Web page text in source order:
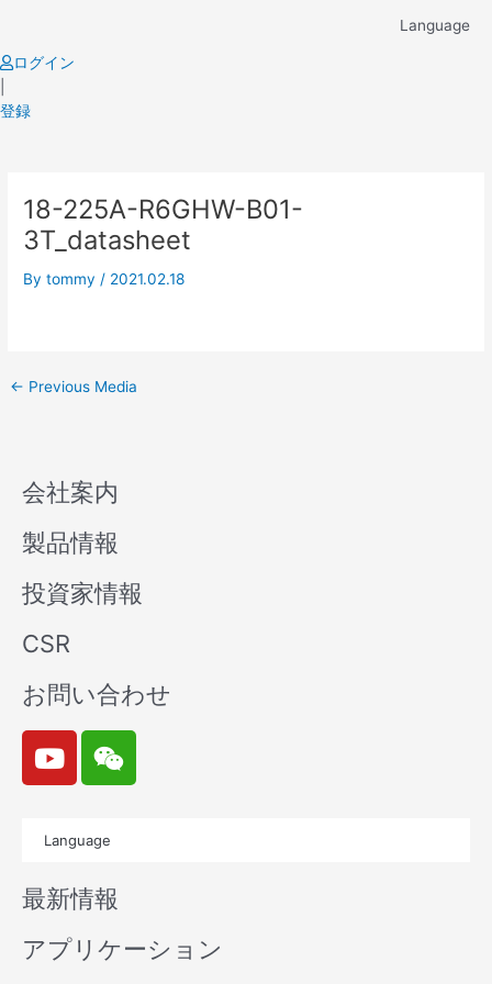
content
Language
ログイン
登録
18-225A-R6GHW-B01-
3T_datasheet
Bytommy / 2021.02.18
navigation
← Previous Media
会社案内
製品情報
投資家情報
CSR
お問い合わせ
Y
o
u
b
e
W
e
i
n
Language
最新情報
アプリケーション